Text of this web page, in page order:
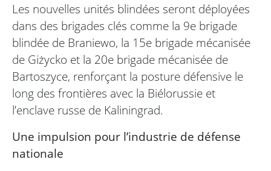
Les nouvelles unités blindées seront déployées
dans des brigades clés comme la 9e brigade
blindée de Braniewo, la 15e brigade mécanisée
de Giżycko et la 20e brigade mécanisée de
Bartoszyce, renforçant la posture défensive le
long des frontières avec la Biélorussie et
l’enclave russe de Kaliningrad.
Une impulsion pour l’industrie de défense
nationale